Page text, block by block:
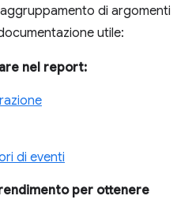
di argomenti
utile:
nel report:
di eventi
per ottenere